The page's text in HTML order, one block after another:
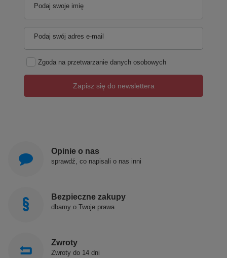
Podaj swoje imię
Podaj swój adres e-mail
Zgoda na przetwarzanie danych osobowych
Zapisz się do newslettera
Opinie o nas
sprawdź, co napisali o nas inni
Bezpieczne zakupy
dbamy o Twoje prawa
Zwroty
Zwroty do 14 dni